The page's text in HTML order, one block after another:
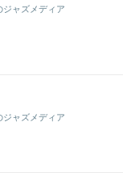
ジャズメディア
ジャズメディア